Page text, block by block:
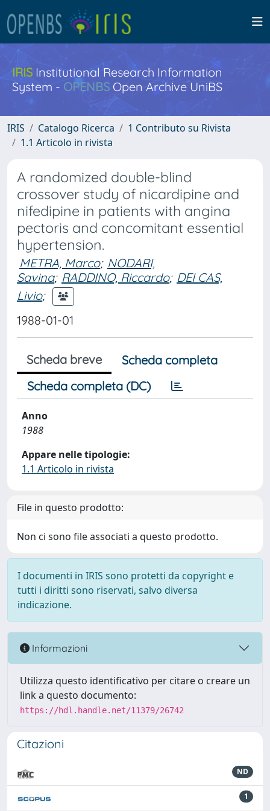
IRISInstitutional Research Information
System - OPENBS Open Archive UniBS
IRIS Catalogo Ricerca
1 Contributo su Rivista
1.1 Articolo in rivista
A randomized double-blind
crossover study of nicardipine and
nifedipine in patients with angina
pectoris and concomitant essential
hypertension.
METRA, Marco; NODARI,
Savina; RADDINO, Riccardo; DEI CAS,
Livio;
1988-01-01
Scheda breve
Scheda completa
Scheda completa (DC)
Anno
1988
Appare nelle tipologie:
1.1 Articolo in rivista
File in questo prodotto:
Non ci sono file associati a questo prodotto.
I documenti in IRIS sono protetti da copyright e
tutti i diritti sono riservati, salvo diversa
indicazione.
Informazioni
Utilizza questo identificativo per citare o creare un
link a questo documento:
https://hdl.handle.net/11379/26742
Citazioni
ND
1